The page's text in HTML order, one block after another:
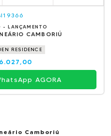
- LANÇAMENTO
CAMBORIÚ
RESIDENCE
AGORA
Camboriú